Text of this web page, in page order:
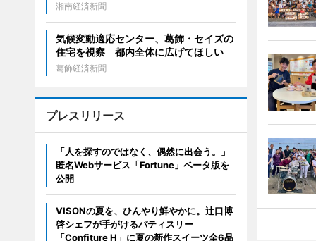
湘南経済新聞
気候変動適応センター、葛飾・セイズの
住宅を視察 都内全体に広げてほしい
葛飾経済新聞
プレスリリース
「人を探すのではなく、偶然に出会う。」
匿名Webサービス「Fortune」ベータ版を
公開
VISONの夏を、ひんやり鮮やかに。辻口博
啓シェフが手がけるパティスリー
「Confiture H」に夏の新作スイーツ全6品